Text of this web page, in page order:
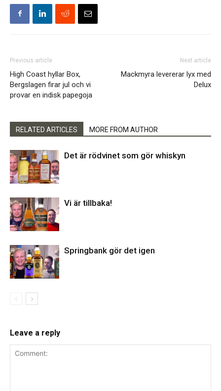
Previous article
High Coast hyllar Box,
Bergslagen firar jul och vi
provar en indisk papegoja
Next article
Mackmyra levererar lyx med
Delux
RELATED ARTICLES MORE FROM AUTHOR
Det är rödvinet som gör whiskyn
Vi är tillbaka!
Springbank gör det igen
Leave a reply